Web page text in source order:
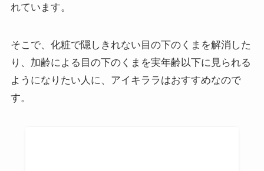
れています。
そこで、化粧で隠しきれない目の下のくまを解消した
り、加齢による目の下のくまを実年齢以下に見られる
ようになりたい人に、アイキララはおすすめなので
す。